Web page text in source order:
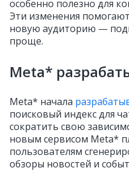
особенно полезно для
Эти изменения
новую аудиторию —
проще.
Meta*
Meta* начала
поисковый индекс для
сократить свою
новым сервисом Meta*
пользователям
обзоры новостей и